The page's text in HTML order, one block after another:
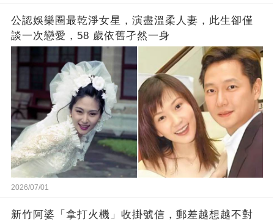
公認娛樂圈最乾淨女星，演盡溫柔人妻，此生卻僅
談一次戀愛，58 歲依舊孑然一身
2026/07/01
新竹阿婆「拿打火機」收掛號信，郵差越想越不對